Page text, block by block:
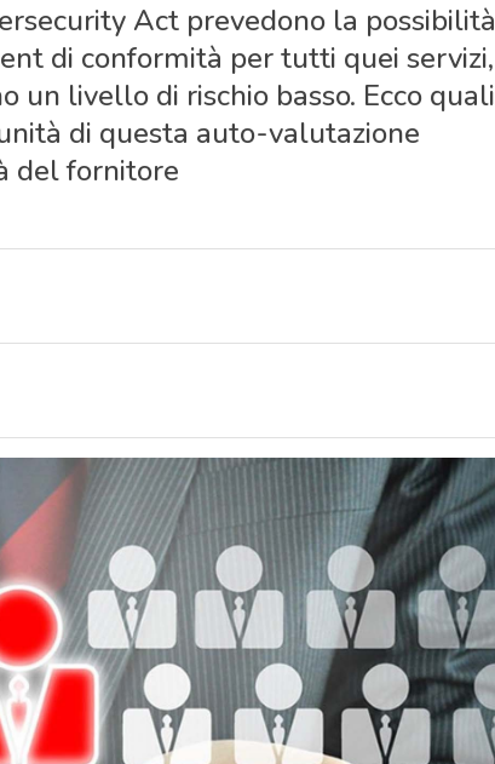
Act prevedono la possibilità
di conformità per tutti quei servizi,
un livello di rischio basso. Ecco quali
di questa auto-valutazione
del fornitore